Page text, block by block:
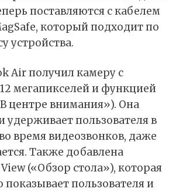
поставляются с кабелем
который подходит по
устройства.
Airполучил камеру с
мегапикселей и функцией
центре внимания»). Она
удерживает пользователя в
время видеозвонков, даже
Также добавлена
(«Обзор стола»), которая
пользователя и